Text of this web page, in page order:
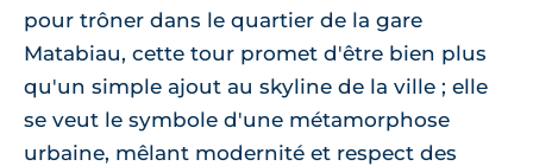
pour trôner dans le quartier de la gare
Matabiau, cette tour promet d'être bien plus
qu'un simple ajout au skyline de la ville ; elle
se veut le symbole d'une métamorphose
urbaine, mêlant modernité et respect des